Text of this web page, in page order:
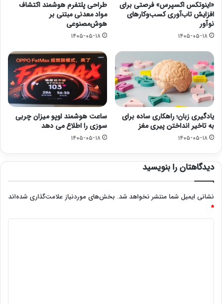
«اینوتکس اکسپرس» فرصتی برای
افزایش تاب‌آوری کسب‌وکارهای
نوآور
۱۴۰۵-۰۵-۱۸
طراحی پلتفرم هوشمند اکتشاف
مواد معدنی مبتنی بر
هوش‌مصنوعی
۱۴۰۵-۰۵-۱۸
یادگیری زبان؛ راهکاری ساده برای
به تاخیر انداختن پیری مغز
۱۴۰۵-۰۵-۱۸
ساعت هوشمند اوپو میزان چربی
سوزی را اطلاع می دهد
۱۴۰۵-۰۵-۱۸
دیدگاهتان را بنویسید
نشانی ایمیل شما منتشر نخواهد شد. بخش‌های موردنیاز علامت‌گذاری شده‌اند
*